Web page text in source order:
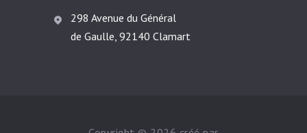
298 Avenue du Général
de Gaulle, 92140 Clamart